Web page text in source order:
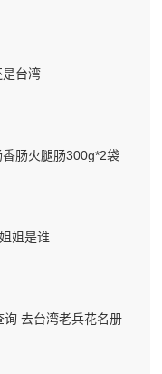
是台湾
肠火腿肠300g*2袋
姐是谁
询 去台湾老兵花名册